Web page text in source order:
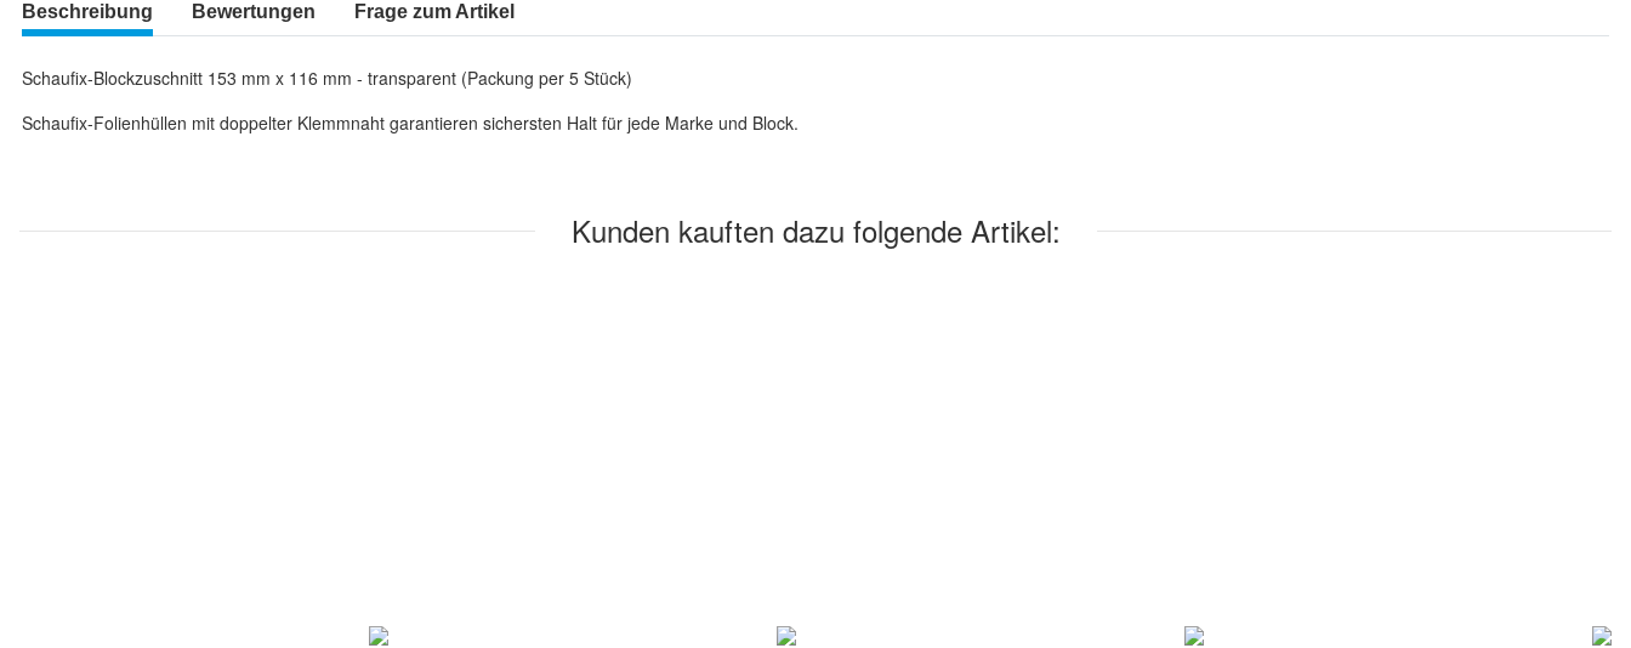
Beschreibung Bewertungen Frage zum Artikel
Schaufix-Blockzuschnitt 153 mm x 116 mm - transparent (Packung per 5 Stück)
Schaufix-Folienhüllen mit doppelter Klemmnaht garantieren sichersten Halt für jede Marke und Block.
Kunden kauften dazu folgende Artikel: